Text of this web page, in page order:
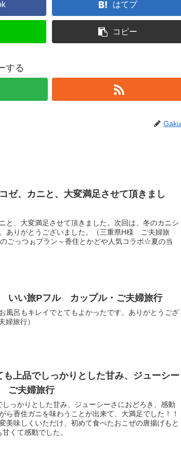
はてブ
コピー
する
Gaku
ゼ、カニと、大変満足させて頂きまし
と、大変満足させて頂きました。次回は、冬のカニシ
ありがとうございました。（三重県H様 ご夫婦旅
っつぉプラン～香住とかどや人気コラボ☆夏の当
いい旅Pフル カップル・ご夫婦旅行
風呂もキレイでとてもよかったです。ありがとうござ
旅行）
上品でしっかりとした甘み、ジューシー
ご夫婦旅行
っかりとした甘み、ジューシーさにおどろき、感動
ら香住ガニを味わうことが出来て、大満足でした！！
美味しくいただけ、初めて食べたおこぜの唐揚げもと
くて感動でした。